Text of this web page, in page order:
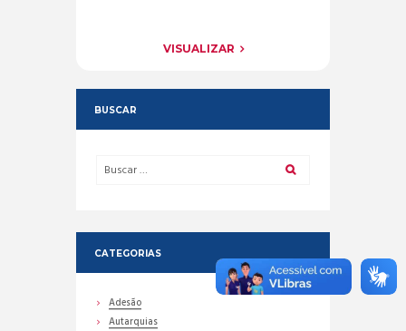
VISUALIZAR
BUSCAR
CATEGORIAS
Adesão
Autarquias